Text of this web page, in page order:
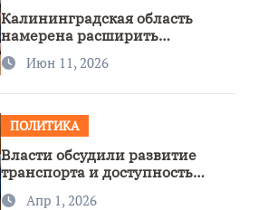
Калининградская область
намерена расширить
сотрудничество с Узбекистаном
Июн 11, 2026
ПОЛИТИКА
Власти обсудили развитие
транспорта и доступность
региона
Апр 1, 2026